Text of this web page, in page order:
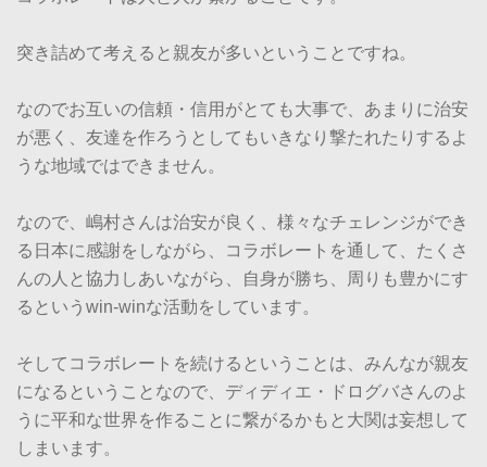
突き詰めて考えると親友が多いということですね。
なのでお互いの信頼・信用がとても大事で、あまりに治安
が悪く、友達を作ろうとしてもいきなり撃たれたりするよ
うな地域ではできません。
なので、嶋村さんは治安が良く、様々なチェレンジができ
る日本に感謝をしながら、コラボレートを通して、たくさ
んの人と協力しあいながら、自身が勝ち、周りも豊かにす
るというwin-winな活動をしています。
そしてコラボレートを続けるということは、みんなが親友
になるということなので、ディディエ・ドログバさんのよ
うに平和な世界を作ることに繋がるかもと大関は妄想して
しまいます。